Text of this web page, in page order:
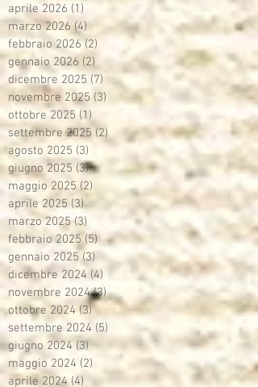
aprile 2026 (1)
marzo 2026 (4) 4 post
febbraio 2026 (2)
gennaio 2026 (2) 2 post
dicembre 2025 (7) 7 post
novembre 2025 (3) 3 post
ottobre 2025 (1)1 post
settembre 2025 (2)2 post
agosto 2025 (3) 3 post
giugno 2025 (3)3 post
maggio 2025 (2)
aprile 2025 (3)3 post
marzo 2025 (3) 3 post
febbraio 2025 (5)5 post
gennaio 2025 (3) 3 post
dicembre 2024 (4) 4 post
novembre 2024 (3)3 post
ottobre 2024 (3)3 post
settembre 2024 (5) 5 post
giugno 2024 (3)3 post
maggio 2024 (2)
aprile 2024 (4) 4 post